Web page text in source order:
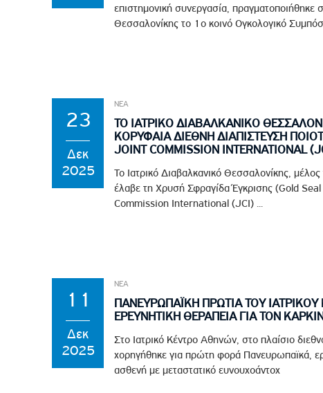
επιστημονική συνεργασία, πραγματοποιήθηκε
Θεσσαλονίκης το 1ο κοινό Ογκολογικό
23
Δεκ
2025
ΝΕΑ
ΤΟ ΙΑΤΡΙΚΟ ΔΙΑΒΑΛΚΑΝΙΚΟ
ΚΟΡΥΦΑΙΑ ΔΙΕΘΝΗ ΔΙΑΠΙΣΤΕΥΣΗ
JOINT COMMISSION INTERNATIONAL
Το Ιατρικό Διαβαλκανικό Θεσσαλονίκης,
έλαβε τη Χρυσή Σφραγίδα Έγκρισης (Gold
Commission International (JCI) ...
11
Δεκ
2025
ΝΕΑ
ΠΑΝΕΥΡΩΠΑΪΚΗ ΠΡΩΤΙΑ ΤΟΥ
ΕΡΕΥΝΗΤΙΚΗ ΘΕΡΑΠΕΙΑ ΓΙΑ ΤΟΝ
Στο Ιατρικό Κέντρο Αθηνών, στο πλαίσιο
χορηγήθηκε για πρώτη φορά Πανευρωπαϊκά,
ασθενή με μεταστατικό ευνουχοάντοχ